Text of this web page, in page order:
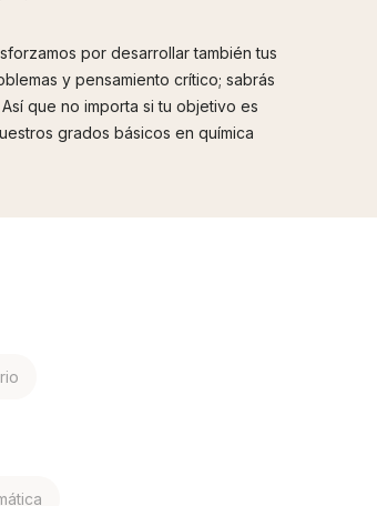
por desarrollar también tus
y pensamiento crítico; sabrás
que no importa si tu objetivo es
grados básicos en química